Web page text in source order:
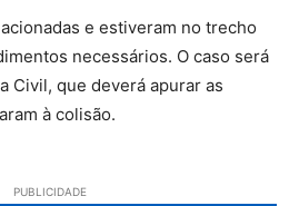
e estiveram no trecho
necessários. O caso será
Civil, que deverá apurar as
à colisão.
PUBLICIDADE